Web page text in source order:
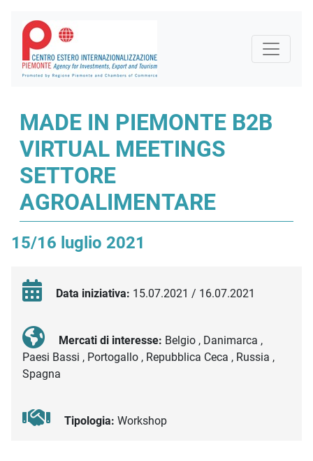
MADE IN PIEMONTE B2B
VIRTUAL MEETINGS
SETTORE
AGROALIMENTARE
15/16 luglio 2021
Data iniziativa: 15.07.2021 / 16.07.2021
Mercati di interesse: Belgio , Danimarca ,
Paesi Bassi , Portogallo , Repubblica Ceca , Russia ,
Spagna
Tipologia: Workshop